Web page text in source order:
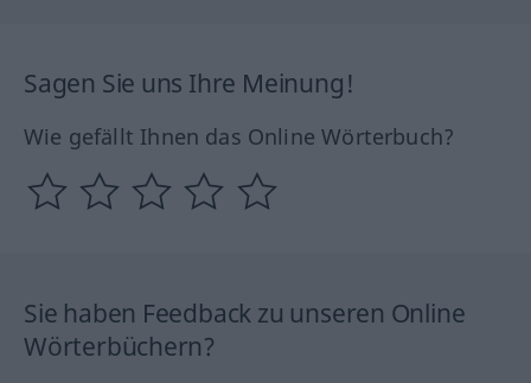
Sagen Sie uns Ihre Meinung!
Wie gefällt Ihnen das Online Wörterbuch?
Sie haben Feedback zu unseren Online
Wörterbüchern?